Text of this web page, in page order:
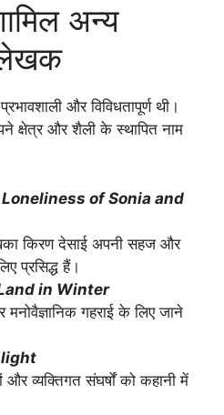
अन्य
और विविधतापूर्ण थी।
और शैली के स्थापित नाम
Loneliness of Sonia and
किरण देसाई अपनी सहज और
प्रसिद्ध हैं।
in Winter
मनोवैज्ञानिक गहराई के लिए जाने
और व्यक्तिगत संघर्षों को कहानी में